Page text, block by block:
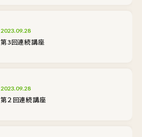
2023.09.28
第3回連続講座
2023.09.28
第２回連続講座